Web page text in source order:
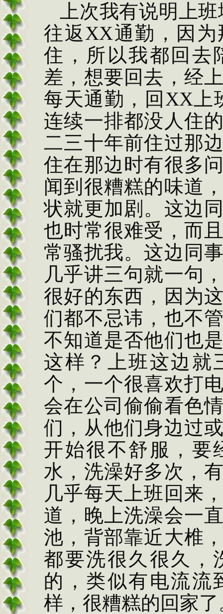
上次我有说明上
往返XX通勤，因
住，所以我都回去
差，想要回去，经
每天通勤，回 XX
连续一排都没人住
二三十年前住过那
住在那边时有很多
闻到很糟糕的味道
状就更加剧。这边
也时常很难受，而
常骚扰我。这边同
几乎讲三句就一句
很好的东西，因为
们都不忌讳，也不
不知道是否他们也
这样？上班这边就
个，一个很喜欢打
会在公司偷偷看色
们，从他们身边过
开始很不舒服，要
水，洗澡好多次，
几乎每天上班回来
道，晚上洗澡会一
池，背部靠近大椎
都要洗很久很久，
的，类似有电流流
样，很糟糕的回家了